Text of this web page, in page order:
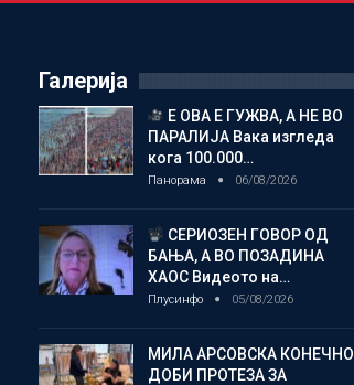
Галерија
Е ОВА Е ГУЖВА, А НЕ ВО
ПАРАЛИЈА Вака изгледа
кога 100.000…
Панорама 06/08/2026
СЕРИОЗЕН ГОВОР ОД
БАЊА, А ВО ПОЗАДИНА
ХАОС Видеото на…
Плусинфо 05/08/2026
МИЛА АРСОВСКА КОНЕЧНО
ДОБИ ПРОТЕЗА ЗА